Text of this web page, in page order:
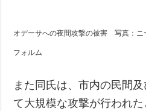
オデーサへの夜間攻撃の被害 写真：ニ
フォルム
また同氏は、市内の民間
て大規模な攻撃が行われ